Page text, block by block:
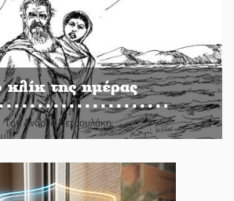
της ημέρας
Του Ανδρέα Πετρουλάκη